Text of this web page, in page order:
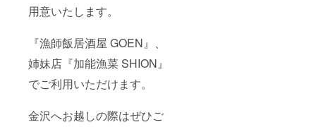
用意いたします。
『漁師飯居酒屋 GOEN』、
姉妹店『加能漁菜 SHION』
でご利用いただけます。
金沢へお越しの際はぜひご